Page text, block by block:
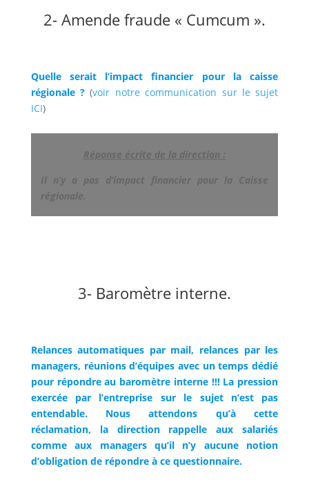
2- Amende fraude « Cumcum ».
Quelle serait l’impact financier pour la caisse
régionale ? (voir notre communication sur le sujet
ICI)
Réponse écrite de la direction :
Il n’y a pas d’impact financier pour la Caisse
régionale.
3- Baromètre interne.
Relances automatiques par mail, relances par les
managers, réunions d’équipes avec un temps dédié
pour répondre au baromètre interne !!! La pression
exercée par l’entreprise sur le sujet n’est pas
entendable. Nous attendons qu’à cette
réclamation, la direction rappelle aux salariés
comme aux managers qu’il n’y aucune notion
d’obligation de répondre à ce questionnaire.